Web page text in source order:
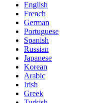
English
French
German
Portuguese
Spanish
Russian
Japanese
Korean
Arabic
Irish
Greek